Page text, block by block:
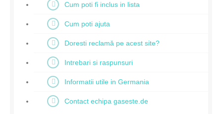
Cum poti fi inclus in lista
Cum poti ajuta
Doresti reclamă pe acest site?
Intrebari si raspunsuri
Informatii utile in Germania
Contact echipa gaseste.de